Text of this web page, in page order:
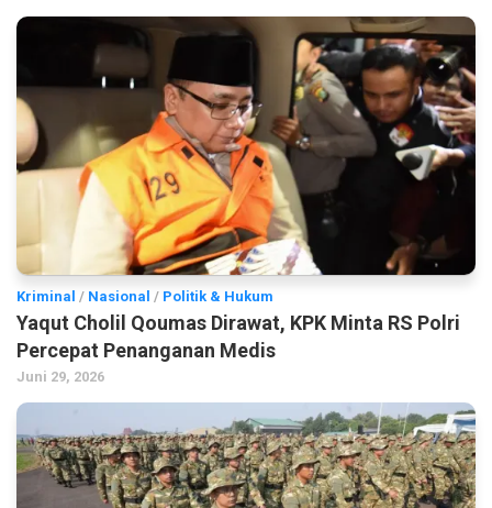
Kriminal / Nasional / Politik & Hukum
Yaqut Cholil Qoumas Dirawat, KPK Minta RS Polri
Percepat Penanganan Medis
Juni 29, 2026